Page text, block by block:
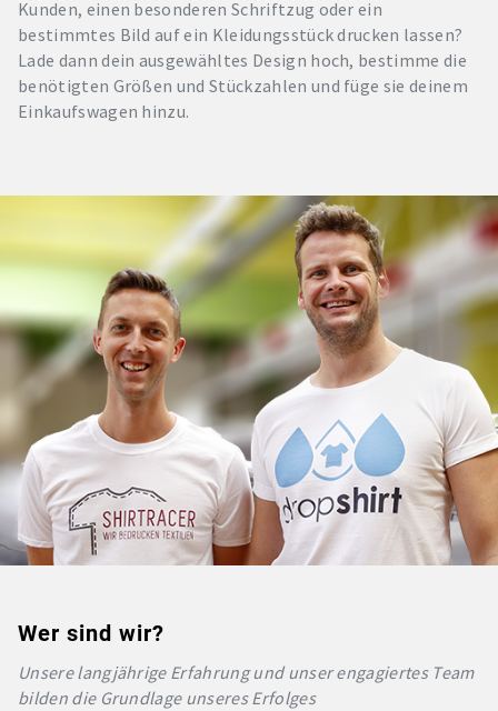
Kunden, einen besonderen Schriftzug oder ein
bestimmtes Bild auf ein Kleidungsstück drucken lassen?
Lade dann dein ausgewähltes Design hoch, bestimme die
benötigten Größen und Stückzahlen und füge sie deinem
Einkaufswagen hinzu.
Wer sind wir?
Unsere langjährige Erfahrung und unser engagiertes Team
bilden die Grundlage unseres Erfolges